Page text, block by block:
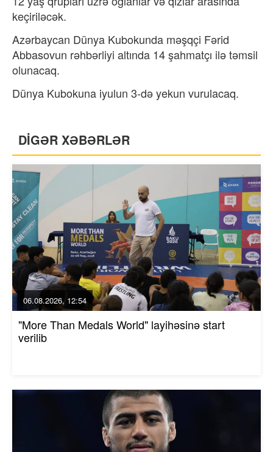
keçiriləcək.
Azərbaycan Dünya Kubokunda məşqçi Fərid
Abbasovun rəhbərliyi altında 14 şahmatçı ilə təmsil
olunacaq.
Dünya Kubokuna iyulun 3-də yekun vurulacaq.
DİGƏR XƏBƏRLƏR
06.08.2026, 12:54
"More Than Medals World" layihəsinə start
verilib